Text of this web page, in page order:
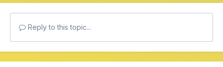
Reply to this topic...